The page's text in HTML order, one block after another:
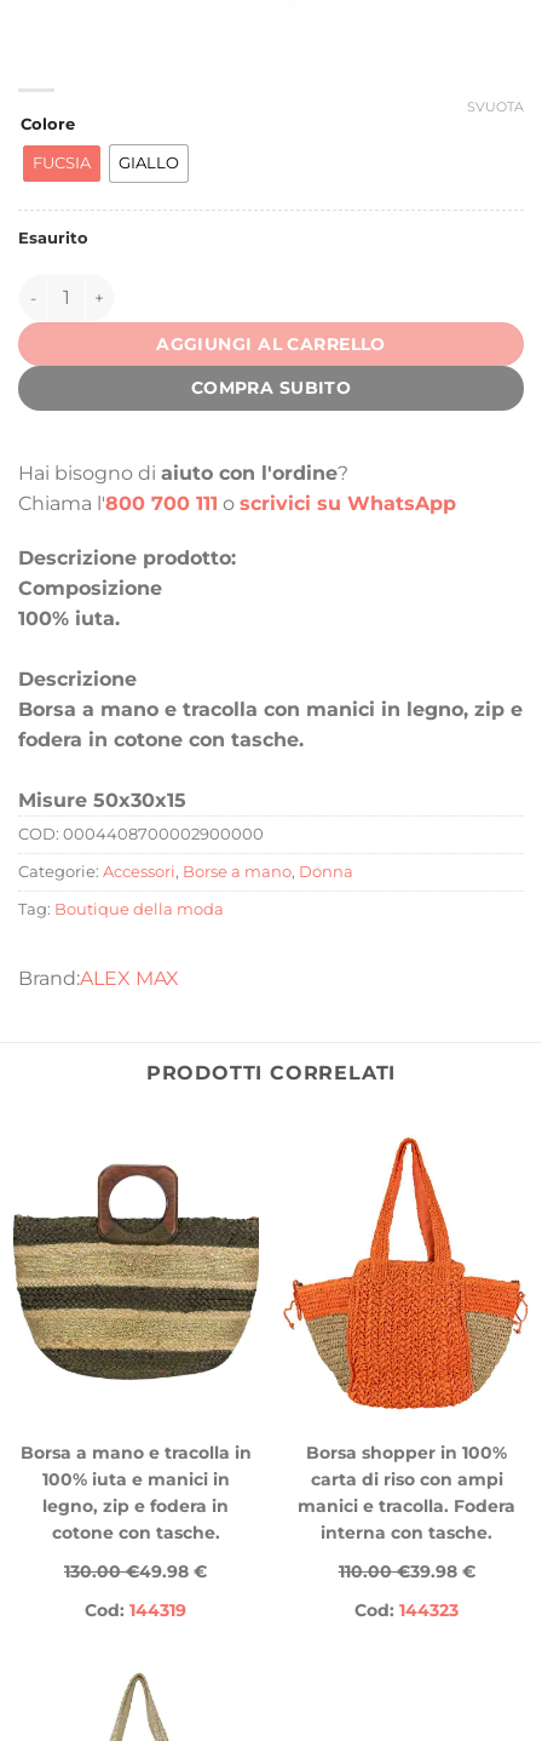
Colore
FUCSIA GIALLO
SVUOTA
Esaurito
144319 quantità
AGGIUNGI AL CARRELLO
COMPRA SUBITO
Hai bisogno di aiuto con l'ordine?
Chiama l'800 700 111 o scrivici su WhatsApp
Descrizione prodotto:
Composizione
100% iuta.
Descrizione
Borsa a mano e tracolla con manici in legno, zip e
fodera in cotone con tasche.
Misure 50x30x15
COD: 0004408700002900000
Categorie: Accessori, Borse a mano, Donna
Tag: Boutique della moda
ALEX MAX
PRODOTTI CORRELATI
Borsa a mano e tracolla in
100% iuta e manici in
legno, zip e fodera in
cotone con tasche.
130.00 €49.98 €
Cod: 144319
Borsa shopper in 100%
carta di riso con ampi
manici e tracolla. Fodera
interna con tasche.
110.00 €39.98 €
Cod: 144323